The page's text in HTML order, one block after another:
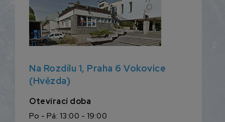
Na Rozdílu 1, Praha 6 Vokovice
(Hvězda)
Otevírací doba
Po - Pá: 13:00 - 19:00